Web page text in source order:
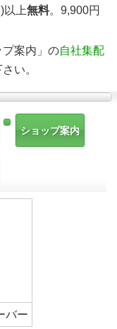
以上無料。9,900円
プ案内」の自社集配
い。
ショップ案内
ー